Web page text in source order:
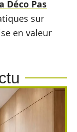
Déco Pas
sur
en valeur